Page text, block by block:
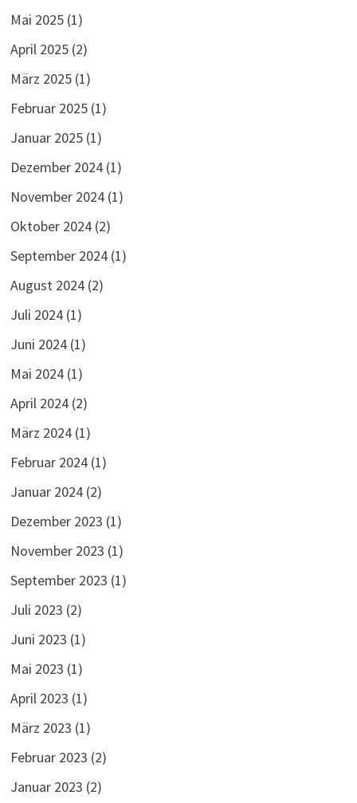
Mai 2025(1)
April 2025(2)
März 2025(1)
Februar 2025(1)
Januar 2025(1)
Dezember 2024(1)
November 2024(1)
Oktober 2024(2)
September 2024(1)
August 2024(2)
Juli 2024(1)
Juni 2024(1)
Mai 2024(1)
April 2024(2)
März 2024(1)
Februar 2024(1)
Januar 2024(2)
Dezember 2023 (1)
November 2023 (1)
September 2023 (1)
Juli 2023 (2)
Juni 2023 (1)
Mai 2023 (1)
April 2023 (1)
März 2023 (1)
Februar 2023 (2)
Januar 2023 (2)